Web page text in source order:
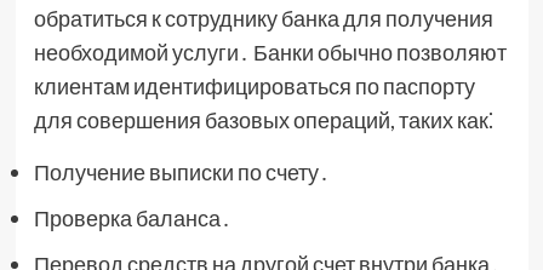
обратиться к сотруднику банка для получения
необходимой услуги․ Банки обычно позволяют
клиентам идентифицироваться по паспорту
для совершения базовых операций, таких как⁚
Получение выписки по счету․
Проверка баланса․
Перевод средств на другой счет внутри банка․